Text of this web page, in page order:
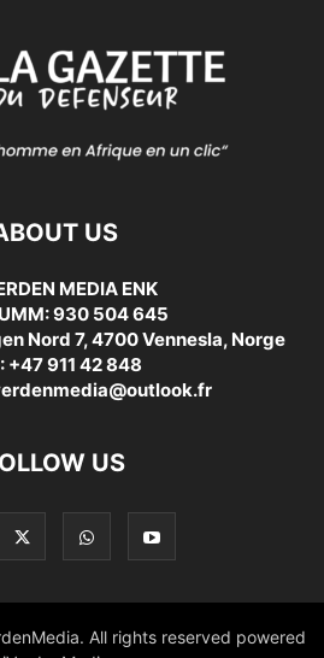
US
MEDIA ENK
930 504 645
Nord 7, 4700 Vennesla, Norge
+47 911 42 848
US
All rights reserved powered